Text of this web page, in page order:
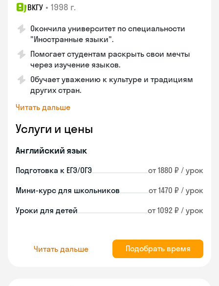
ВКГУ • 1998 г.
Окончила университет по специальности
"Иностранные языки".
Помогает студентам раскрыть свои мечты
через изучение языков.
Обучает уважению к культуре и традициям
других стран.
Читать дальше
Услуги и цены
Английский язык
Подготовка к ЕГЭ/ОГЭ от 1880 ₽ / урок
Мини-курс для школьников от 1470 ₽ / урок
Уроки для детей от 1092 ₽ / урок
Читать дальше Подобрать время